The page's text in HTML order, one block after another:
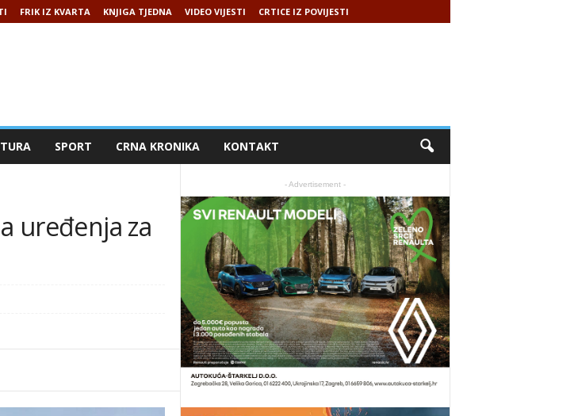
FRIK IZ KVARTA KNJIGA TJEDNA VIDEO VIJESTI CRTICE IZ POVIJESTI
SPORT CRNA KRONIKA KONTAKT
uređenja za
- Advertisement -